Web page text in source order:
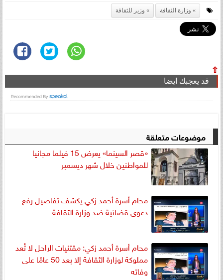
وزارة الثقافة وزير للثقافة
⇧
قد يعجبك ايضا
موضوعات متعلقة
«قصر السينما» يعرض 15 فيلما مجانيا
للمواطنين خلال شهر ديسمبر
محام أسرة أحمد زكي يكشف تفاصيل رفع
دعوى قضائية ضد وزارة الثقافة
محام أسرة أحمد زكي: مقتنيات الراحل لا تُعد
مملوكة لوزارة الثقافة إلا بعد 50 عامًا على
وفاته